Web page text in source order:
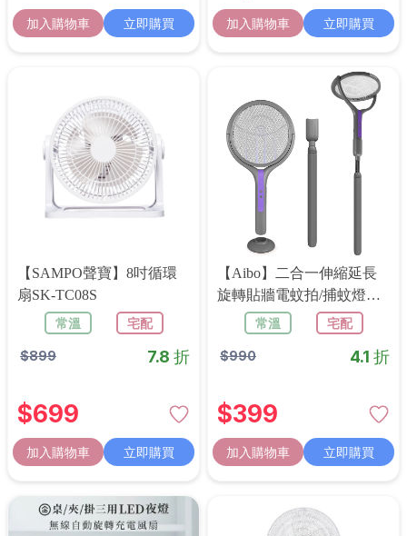
加入購物車 立即購買 加入購物車 立即購買
【SAMPO聲寶】8吋循環
扇SK-TC08S
常溫
宅配
$899 7.8 折
$699
加入購物車 立即購買
【aibo】二合一伸縮延長
旋轉貼牆電蚊拍/捕蚊燈
(USB充電/附底座)
常溫 宅配
$990 4.1 折
$399
加入購物車 立即購買